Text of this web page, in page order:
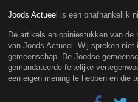
Joods Actueel is een onafhankelijk
De artikels en opiniestukken van
van Joods Actueel. Wij spreken niet
gemeenschap. De Joodse
gemandateerde feitelijke
een eigen mening te hebben en die